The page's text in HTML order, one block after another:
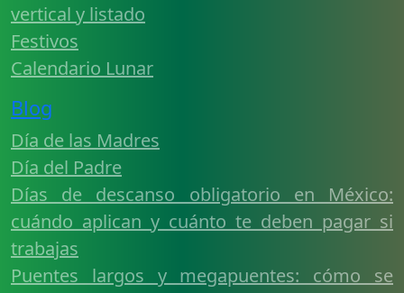
vertical y listado
Festivos
Calendario Lunar
Blog
Día de las Madres
Día del Padre
Días de descanso obligatorio en México:
cuándo aplican y cuánto te deben pagar si
trabajas
Puentes largos y megapuentes: cómo se